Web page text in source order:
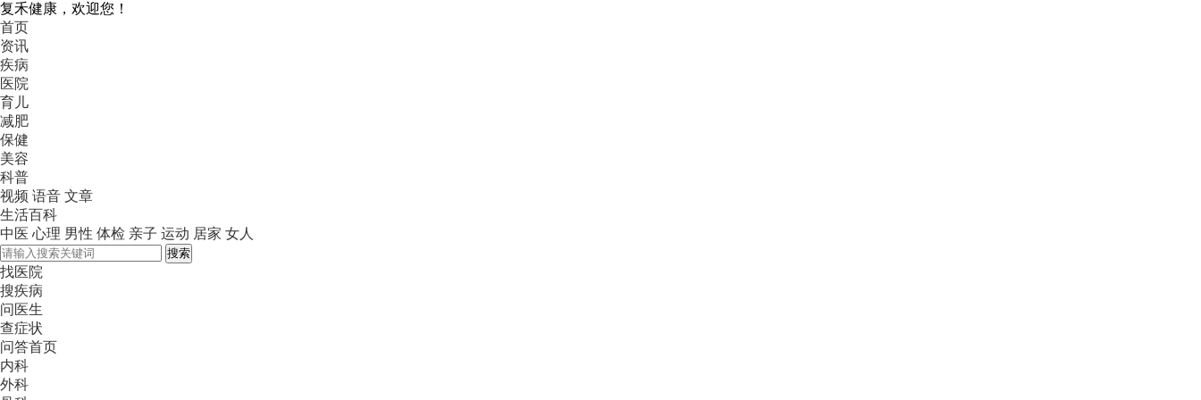
复禾健康，欢迎您！
首页
资讯
疾病
医院
育儿
减肥
保健
美容
科普
视频 语音 文章
生活百科
中医 心理 男性 体检 亲子 运动 居家 女人
搜索
找医院
搜疾病
问医生
查症状
问答首页
内科
外科